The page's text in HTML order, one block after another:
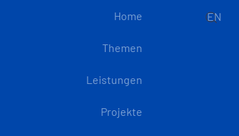
Home
Themen
Leistungen
Projekte
EN